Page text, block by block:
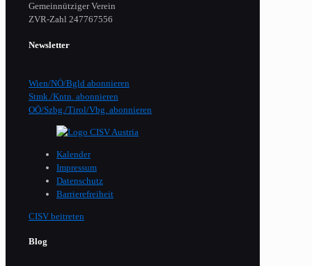
Gemeinnütziger Verein
​ZVR-Zahl 247767556
Newsletter
Wien/NÖ/Bgld abonnieren
Stmk./Kntn. abonnieren
OÖ/Szbg./Tirol/Vbg. abonnieren
Kalender
Impressum
Datenschutz
Barrierefreiheit
CISV beitreten
Blog